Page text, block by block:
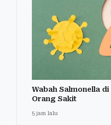
Wabah Salmonella
Orang Sakit
5 jam lalu